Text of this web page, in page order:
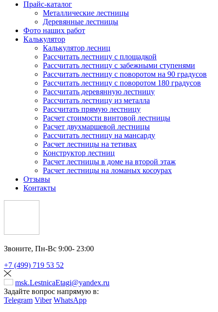
Прайс-каталог
Металлические лестницы
Деревянные лестницы
Фото наших работ
Калькулятор
Калькулятор лесниц
Рассчитать лестницу с площадкой
Рассчитать лестницу с забежными ступенями
Рассчитать лестницу с поворотом на 90 градусов
Рассчитать лестницу с поворотом 180 градусов
Рассчитать деревянную лестницу
Рассчитать лестницу из металла
Рассчитать прямую лестницу
Расчет стоимости винтовой лестницы
Расчет двухмаршевой лестницы
Рассчитать лестницу на мансарду
Расчет лестницы на тетивах
Конструктор лестниц
Расчет лестницы в доме на второй этаж
Расчет лестницы на ломаных косоурах
Отзывы
Контакты
Звоните, Пн-Вс 9:00- 23:00
+7 (499) 719 53 52
msk.LestnicaEtagi@yandex.ru
Задайте вопрос напрямую в:
Telegram Viber WhatsApp